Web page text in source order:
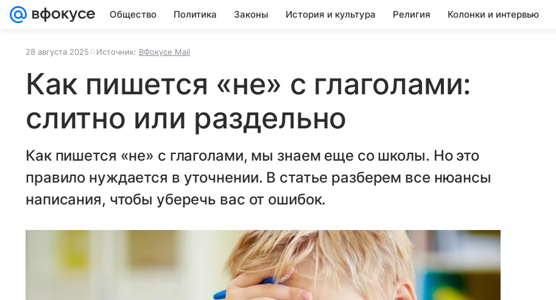
Общество Политика Законы История и культура Религия Колонки и интервью
28 августа 2025 Источник: ВФокусе Mail
Как пишется «не» с глаголами:
слитно или раздельно
Как пишется «не» с глаголами, мы знаем еще со школы. Но это
правило нуждается в уточнении. В статье разберем все нюансы
написания, чтобы уберечь вас от ошибок.